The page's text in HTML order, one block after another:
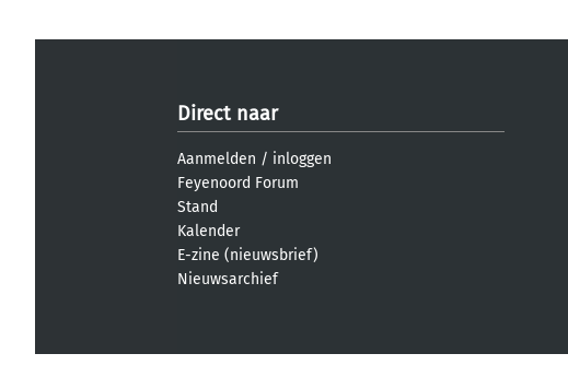
Direct naar
Aanmelden / inloggen
Feyenoord Forum
Stand
Kalender
E-zine (nieuwsbrief)
Nieuwsarchief